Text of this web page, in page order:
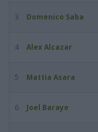
3 Domenico Saba
4 Alex Alcazar
5 Mattia Asara
6 Joel Baraye